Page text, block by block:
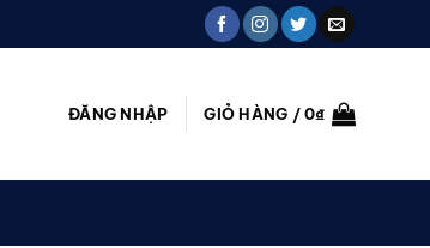
ĐĂNG NHẬP GIỎ HÀNG /0₫